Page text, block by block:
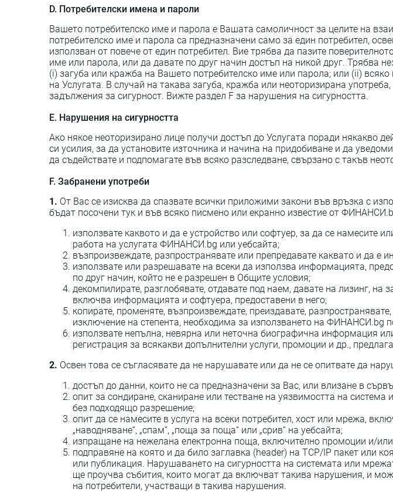
D. Потребителски имена и пароли
Вашето потребителско име и парола е Вашата самоличност за целите на
потребителско име и парола са предназначени само за един потребител,
използван от повече от един потребител. Вие трябва да пазите
име или парола, или да давате по друг начин достъп на никой друг. Трябва
(i) загуба или кражба на Вашето потребителско име или парола; или (ii)
на Услугата. В случай на такава загуба, кражба или неоторизирана
задължения за сигурност. Вижте раздел F за нарушения на сигурността.
Е. Нарушения на сигурността
Ако някое неоторизирано лице получи достъп до Услугата поради някакво
си усилия, за да установите източника и начина на придобиване и да
да съдействате и подпомагате във всяко разследване, свързано с такъв
F. Забранени употреби
1. От Вас се изисква да спазвате всички приложими закони във връзка с
бъдат посочени тук и във всяко писмено или екранно известие от
използвате каквото и да е устройство или софтуер, за да се намесите
работа на услугата ФИНАНСИ.bg или уебсайта;
възпроизвеждате, разпространявате или препредавате каквато и да
използвате или разрешавате на всеки да използва информацията,
по друг начин, който не е разрешен в Общите условия;
декомпилирате, разглобявате, отдавате под наем, давате на лизинг,
включва информацията и софтуера, предоставени в него;
копирате, променяте, възпроизвеждате, преиздавате,
изключение на степента, необходима за използването на
използвате непълна, невярна или неточна биографична информация
регистрация за всякакви допълнителни услуги, промоции и др.,
2. Освен това се съгласявате да не нарушавате или да не се опитвате да
достъп до данни, които не са предназначени за Вас, или влизане в
опит за сондиране, сканиране или тестване на уязвимостта на
без подходящо разрешение;
опит да се намесите в услуга на всеки потребител, хост или мрежа,
„наводняване“, „спам“, „поща за поща“ или „срив“ на уебсайта;
изпращане на нежелана електронна поща, включително промоции и/
подправяне на която и да било заглавка (header) на TCP/IP пакет или
или публикация. Нарушаването на сигурността на системата или
ще проучва събития, които могат да включват такива нарушения, и
на потребители, участващи в такива нарушения.